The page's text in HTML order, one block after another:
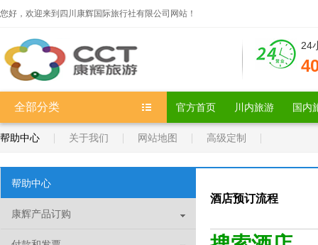
您好，欢迎来到四川康辉国际旅行社有限公司网站！
24
全部分类 官方首页 川内旅游 国内
帮助中心 关于我们 网站地图 高级定制
帮助中心
康辉产品订购
酒店预订流程